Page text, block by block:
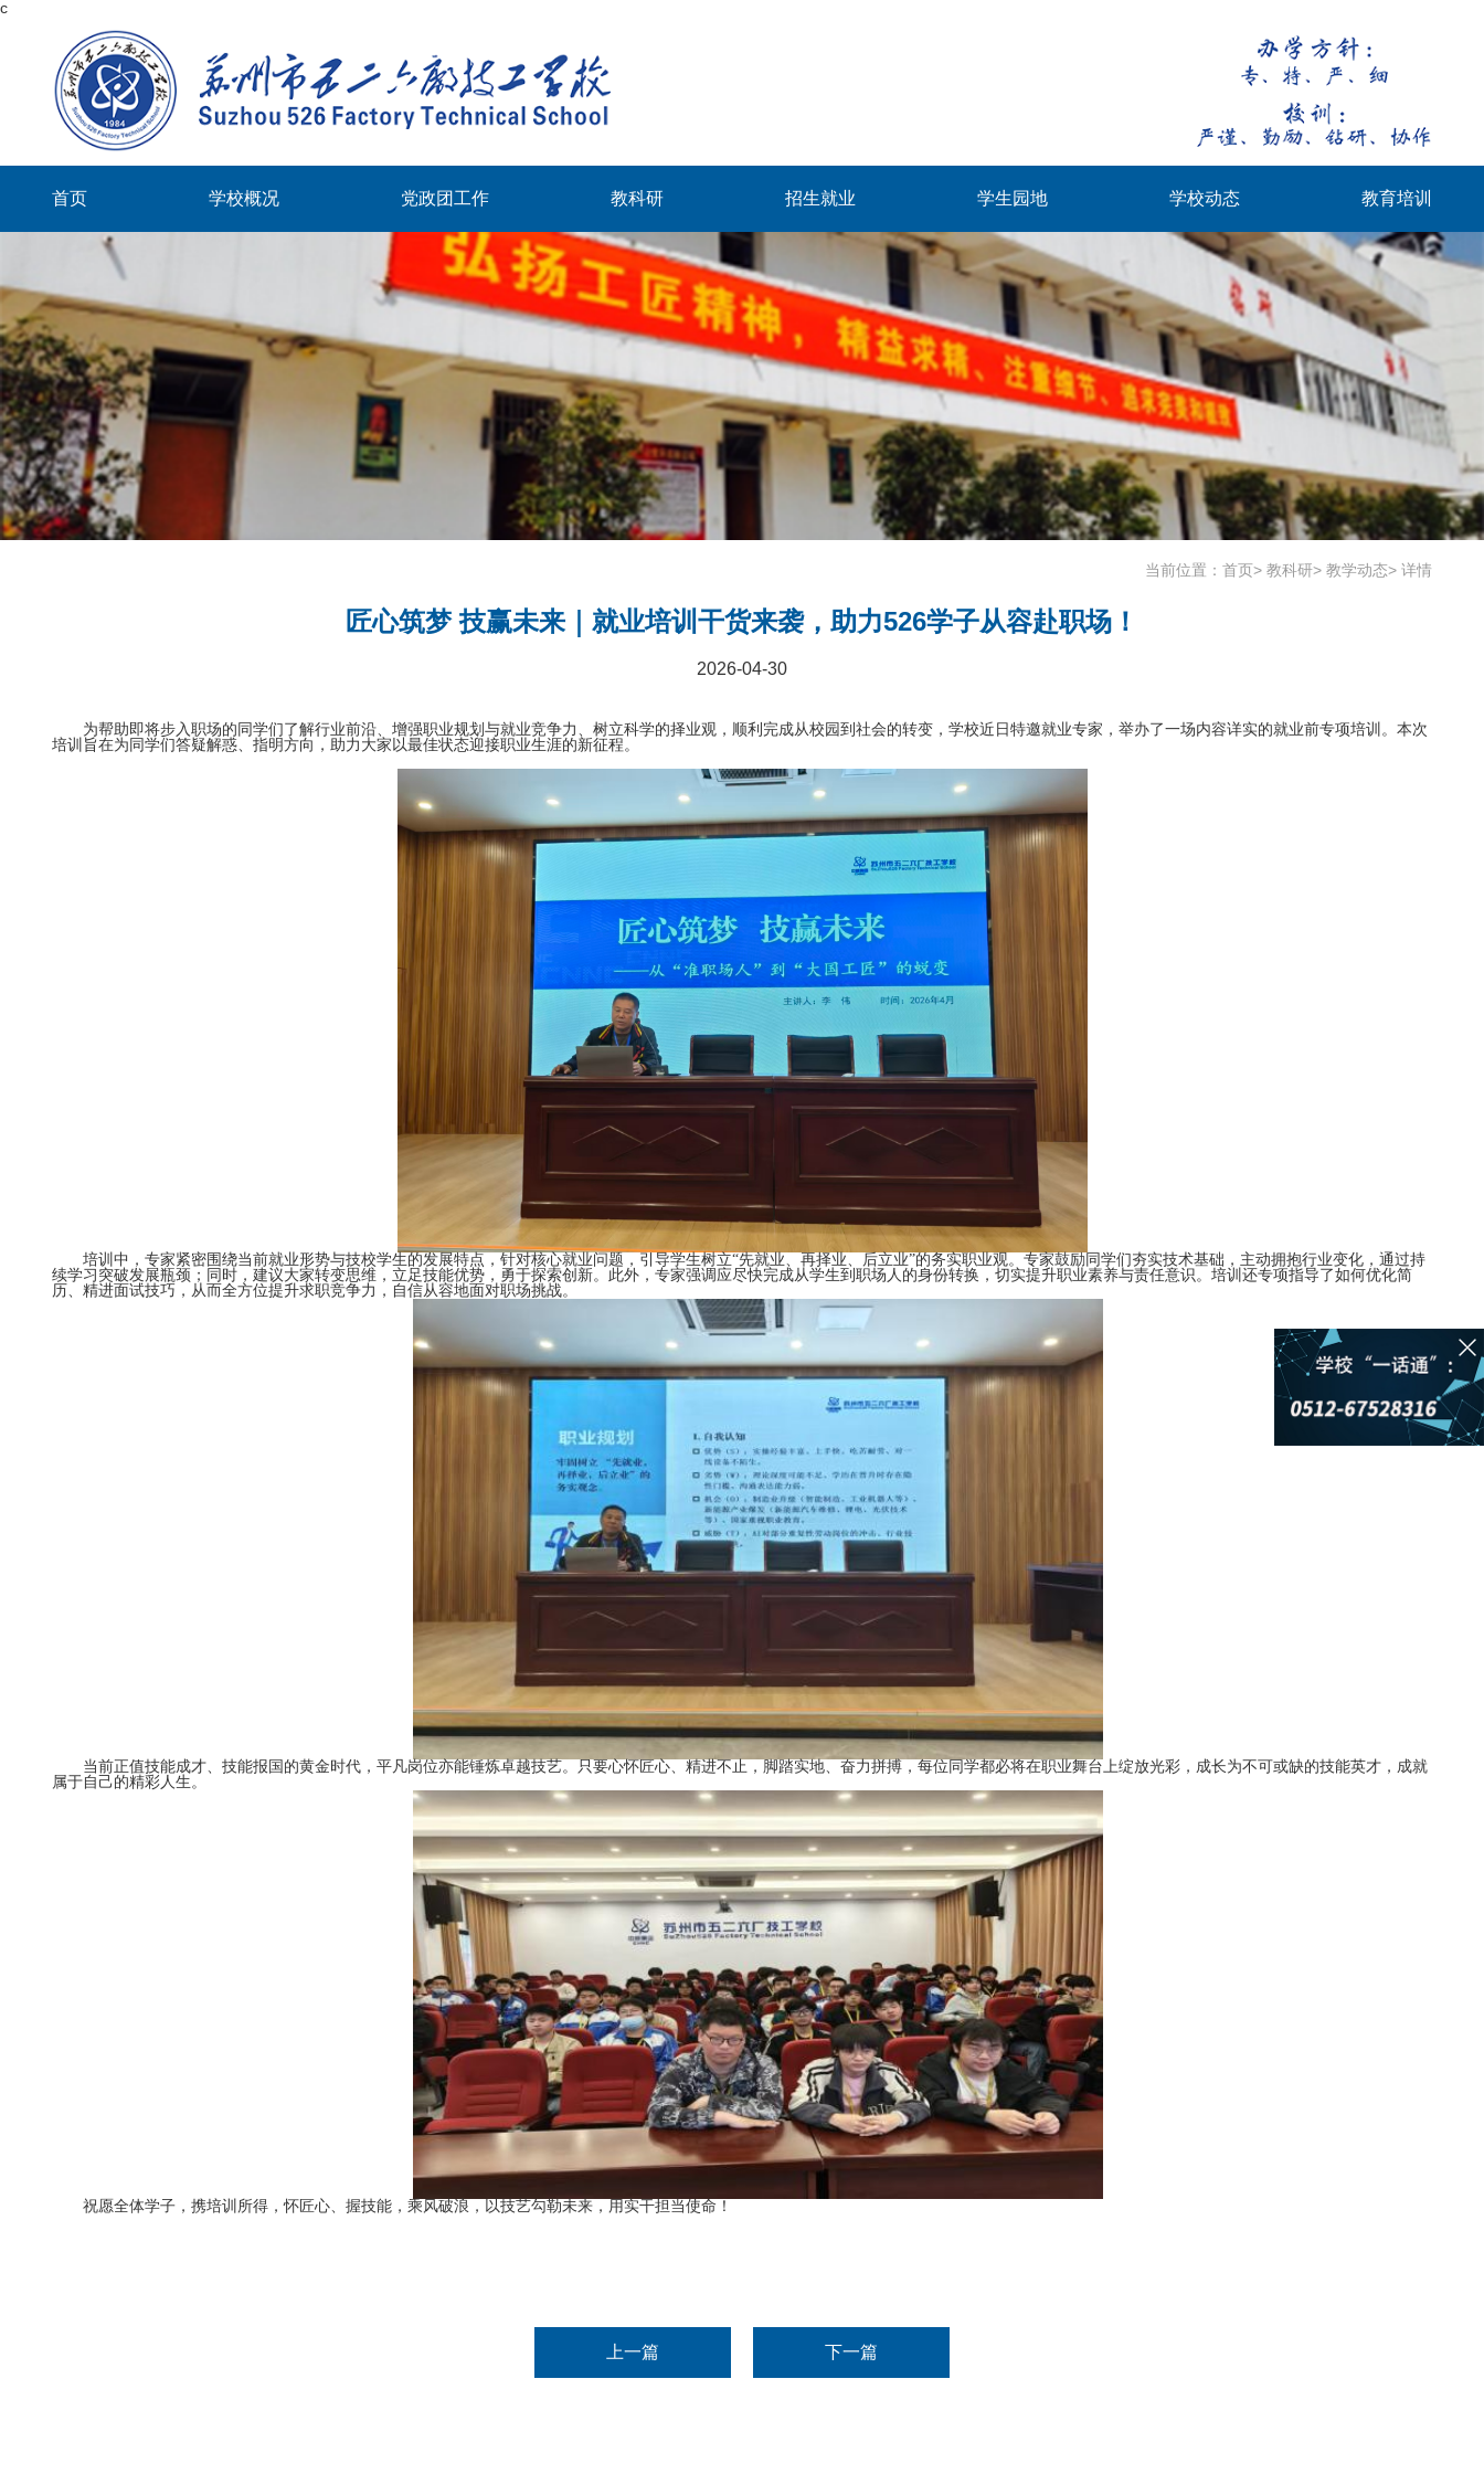
c
首页 学校概况 党政团工作 教科研 招生就业 学生园地 学校动态 教育培训
当前位置： 首页> 教科研> 教学动态> 详情
匠心筑梦 技赢未来｜就业培训干货来袭，助力526学子从容赴职场！
2026-04-30
为帮助即将步入职场的同学们了解行业前沿、增强职业规划与就业竞争力、树立科学的择业观，顺利完成从校园到社会的转变，学校近日特邀就业专家，举办了一场内容详实的就业前专项培训。本次
培训旨在为同学们答疑解惑、指明方向，助力大家以最佳状态迎接职业生涯的新征程。
培训中，专家紧密围绕当前就业形势与技校学生的发展特点，针对核心就业问题，引导学生树立“先就业、再择业、后立业”的务实职业观。专家鼓励同学们夯实技术基础，主动拥抱行业变化，通过持
续学习突破发展瓶颈； 同时，建议大家转变思维，立足技能优势，勇于探索创新。此外，专家强调应尽快完成从学生到职场人的身份转换，切实提升职业素养与责任意识。培训还专项指导了如何优化简
历、精进面试技巧，从而全方位提升求职竞争力，自信从容地面对职场挑战。
当前正值技能成才、技能报国的黄金时代，平凡岗位亦能锤炼卓越技艺。只要心怀匠心、精进不止，脚踏实地、奋力拼搏，每位同学都必将在职业舞台上绽放光彩，成长为不可或缺的技能英才，成就
属于自己的精彩人生。
祝愿全体学子， 携培训 所得 ，怀匠心、握技能，乘风破浪，以技艺勾勒未来，用实干担当使命！
上一篇 下一篇